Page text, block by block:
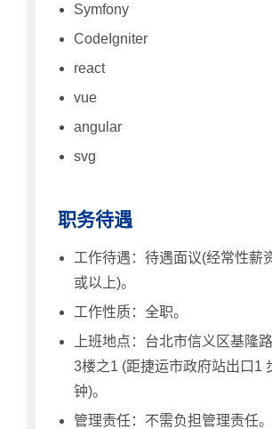
Symfony
CodeIgniter
react
vue
angular
svg
职务待遇
工作待遇：待遇面议(经常性薪
或以上)。
工作性质：全职。
上班地点：台北市信义区基隆
3楼之1 (距捷运市政府站出口1
钟)。
管理责任：不需负担管理责任。